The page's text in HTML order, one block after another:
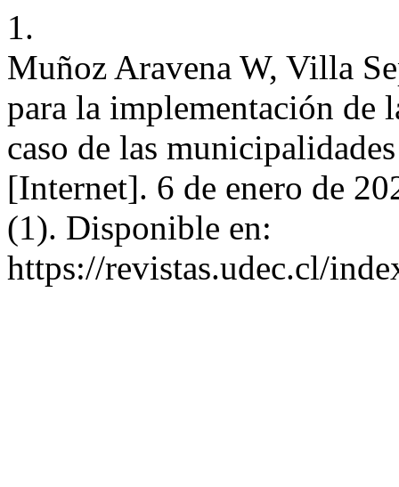
1.
Muñoz Aravena W, Villa
para la implementación de
caso de las
[Internet]. 6 de enero de
(1). Disponible en:
https://revistas.udec.cl/